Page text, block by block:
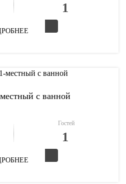
1
с ванной
Гостей
1